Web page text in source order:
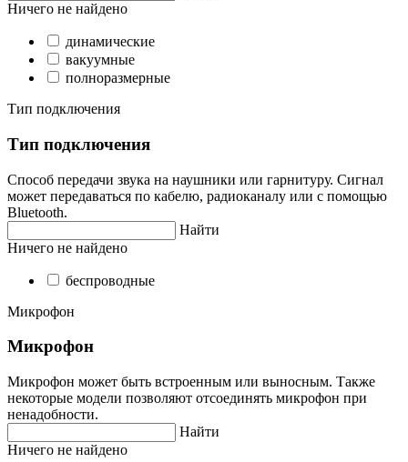
Ничего не найдено
динамические
вакуумные
полноразмерные
Тип подключения
Тип подключения
Способ передачи звука на наушники или гарнитуру. Сигнал
может передаваться по кабелю, радиоканалу или с помощью
Bluetooth.
Найти
Ничего не найдено
беспроводные
Микрофон
Микрофон
Микрофон может быть встроенным или выносным. Также
некоторые модели позволяют отсоединять микрофон при
ненадобности.
Найти
Ничего не найдено